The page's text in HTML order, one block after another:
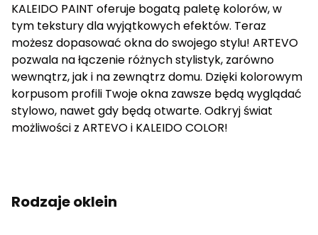
KALEIDO PAINT oferuje bogatą paletę kolorów, w
tym tekstury dla wyjątkowych efektów. Teraz
możesz dopasować okna do swojego stylu! ARTEVO
pozwala na łączenie różnych stylistyk, zarówno
wewnątrz, jak i na zewnątrz domu. Dzięki kolorowym
korpusom profili Twoje okna zawsze będą wyglądać
stylowo, nawet gdy będą otwarte. Odkryj świat
możliwości z ARTEVO i KALEIDO COLOR!
Rodzaje oklein